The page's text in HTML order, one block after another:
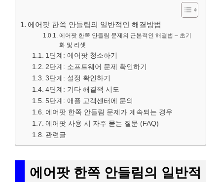
에어팟 한쪽 안들림의 일반적인 해결방법
에어팟 한쪽 안들림 문제의 근본적인 해결법 – 초기
화 및 리셋
1단계: 에어팟 청소하기
2단계: 소프트웨어 문제 확인하기
3단계: 설정 확인하기
4단계: 기타 해결책 시도
5단계: 애플 고객센터에 문의
에어팟 한쪽 안들림 문제가 계속되는 경우
에어팟 사용 시 자주 묻는 질문 (FAQ)
관련글
에어팟 한쪽 안들림의 일반적